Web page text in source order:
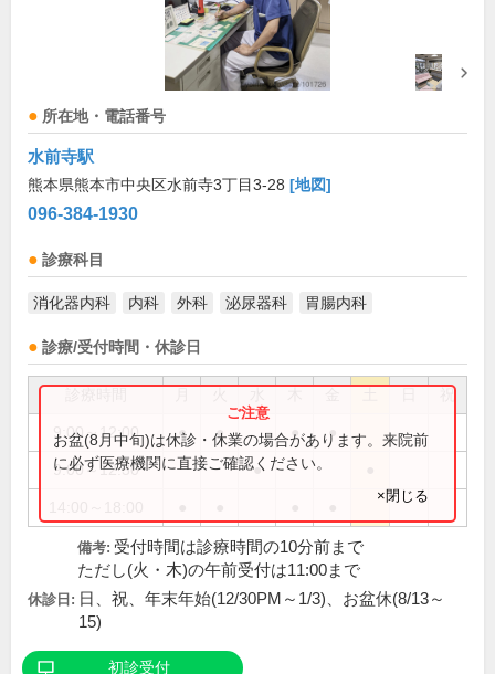
所在地・電話番号
水前寺駅
熊本県熊本市中央区水前寺3丁目3-28 [地図]
096-384-1930
診療科目
消化器内科 内科 外科 泌尿器科 胃腸内科
診療/受付時間・休診日
祝
9:00～12:00 ● ● ● ●
9:00～12:30 ●
お盆(8月中旬)は休診・休業の場合があります。来院前
に必ず医療機関に直接ご確認ください。
×閉じる
備考: 受付時間は診療時間の10分前まで
ただし(火・木)の午前受付は11:00まで
休診日: 日、祝、年末年始(12/30PM～1/3)、お盆休(8/13～
15)
初診受付